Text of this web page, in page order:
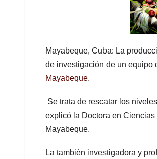
Mayabeque, Cuba: La
de investigación de un equipo
Mayabeque.
Se trata de rescatar los
explicó la Doctora en
Mayabeque.
La también investigadora y